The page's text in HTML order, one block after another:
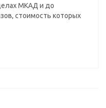
МКАД и до
стоимость которых